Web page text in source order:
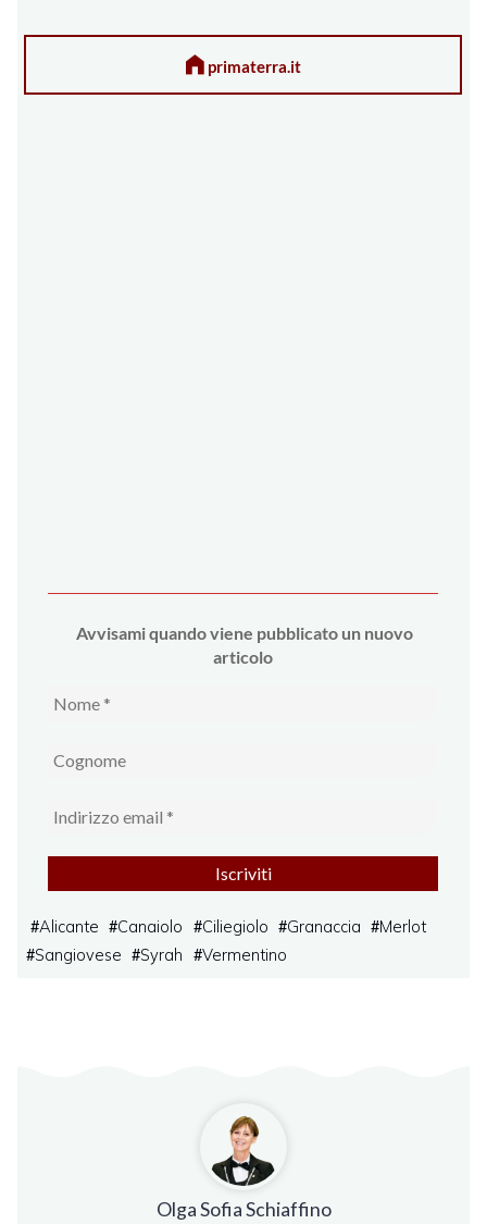
primaterra.it
Avvisami quando viene pubblicato un nuovo
articolo
#Alicante #Canaiolo #Ciliegiolo #Granaccia #Merlot
#Sangiovese #Syrah #Vermentino
Olga Sofia Schiaffino